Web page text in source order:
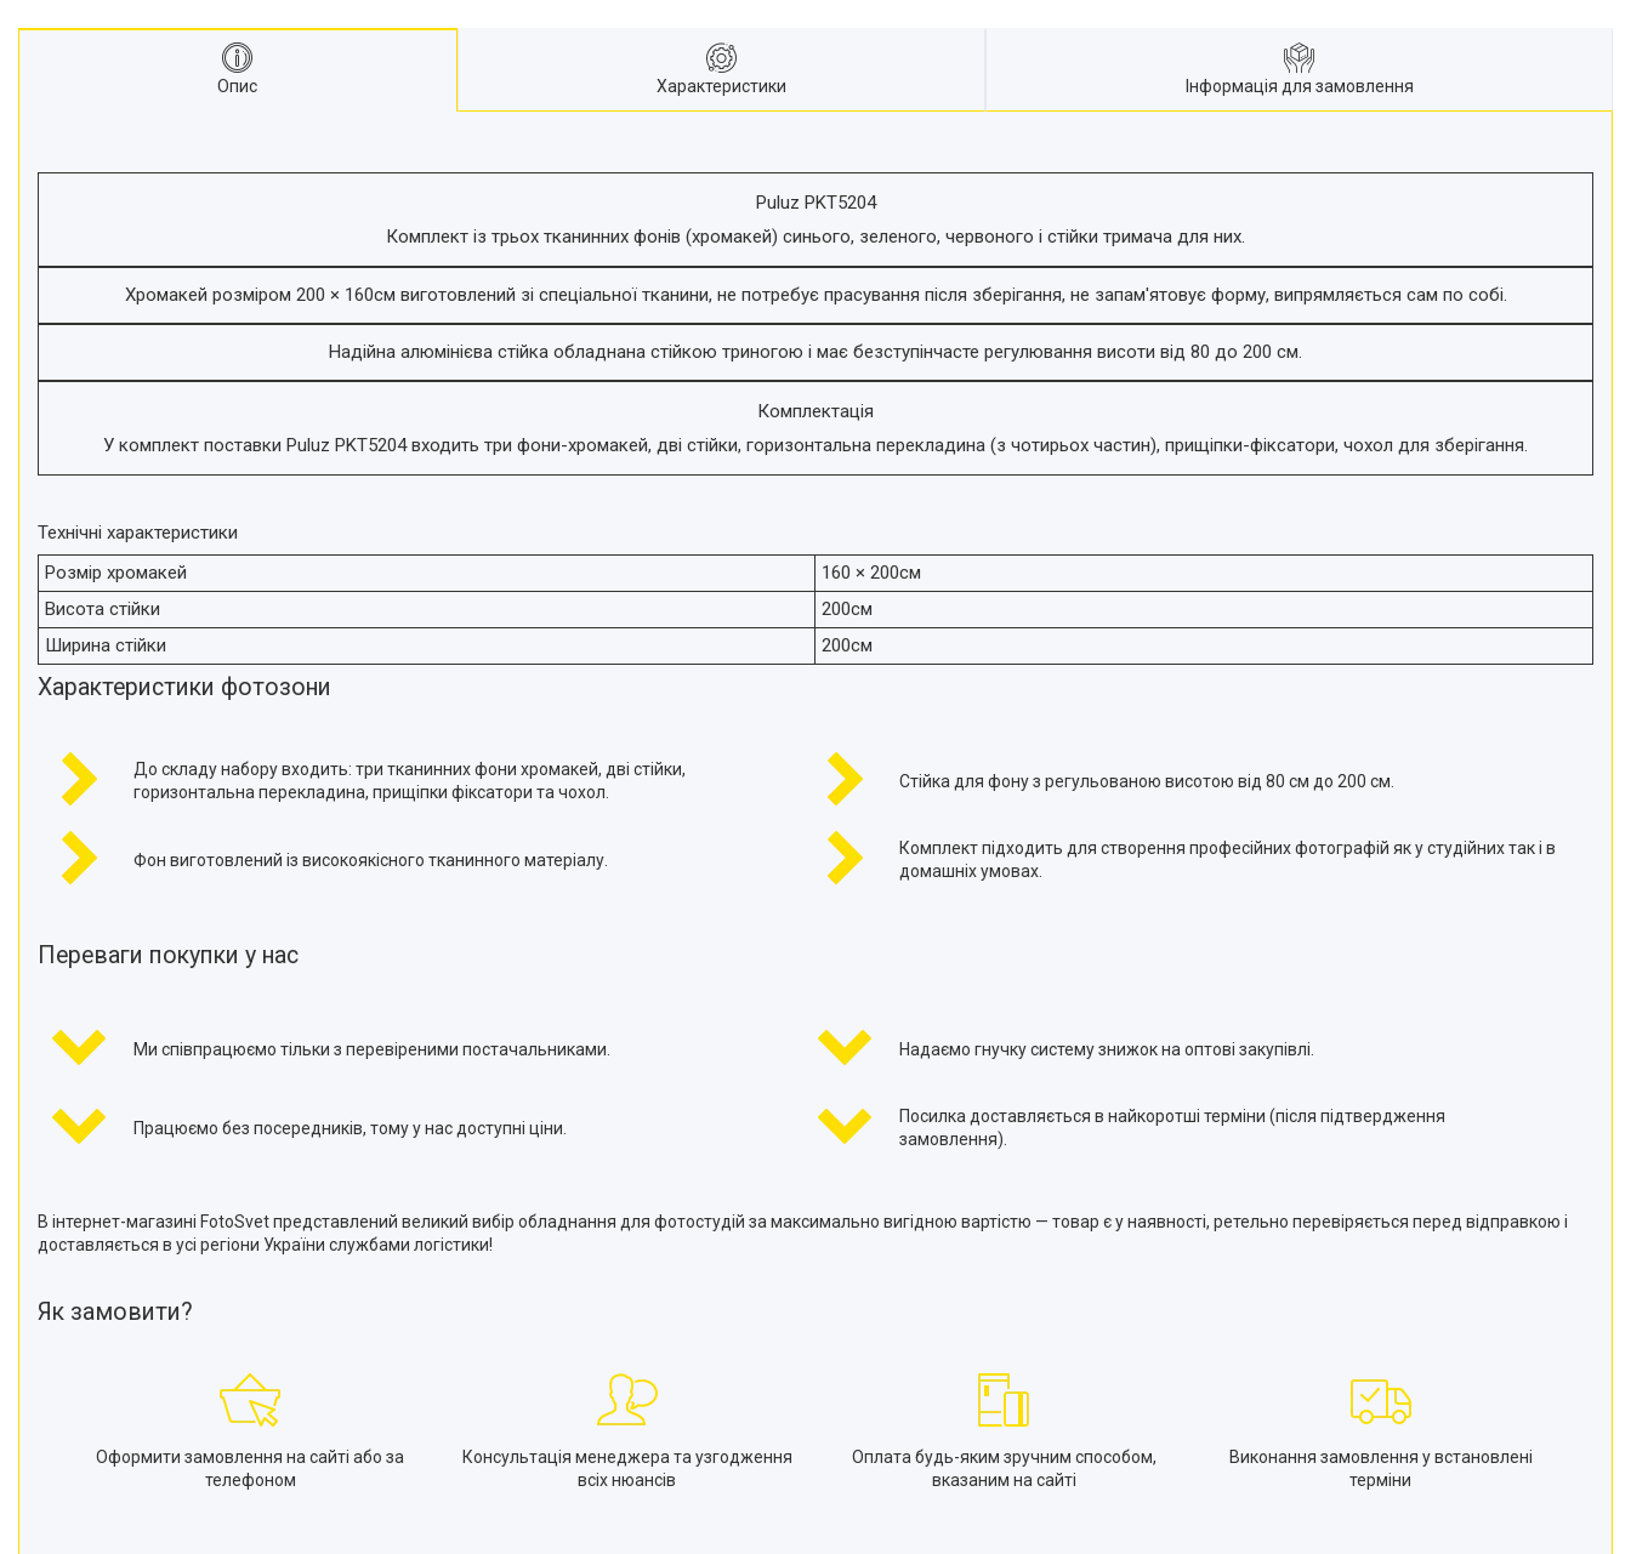
Набір для блогера
Лінзи-об'єктиви для
смартфонів, фільтри
обладнання
Мікрофони, стійки, пантографи
Міні вітрові машини
відеозйомки
Аксесуари для мобільних
телефонів і смартфонів
Відеоогляди наших клієнтів
Знижки
Сертифікати
Опис Характеристики Інформація для замовлення
Puluz PKT5204
Комплект із трьох тканинних фонів (хромакей) синього, зеленого, червоного і стійки тримача для них.
Хромакей розміром 200 × 160см виготовлений зі спеціальної тканини, не потребує прасування після зберігання, не запам'ятовує форму, випрямляється сам по собі.
Надійна алюмінієва стійка обладнана стійкою триногою і має безступінчасте регулювання висоти від 80 до 200 см.
Комплектація
У комплект поставки Puluz PKT5204 входить три фони-хромакей, дві стійки, горизонтальна перекладина (з чотирьох частин), прищіпки-фіксатори, чохол для зберігання.
Технічні характеристики
Розмір хромакей
160 × 200см
Висота стійки
200см
Ширина стійки
200см
Характеристики фотозони
До складу набору входить: три тканинних фони хромакей, дві стійки,
горизонтальна перекладина, прищіпки фіксатори та чохол.
Фон виготовлений із високоякісного тканинного матеріалу.
Стійка для фону з регульованою висотою від 80 см до 200 см.
Комплект підходить для створення професійних фотографій як у студійних так і в
домашніх умовах.
Переваги покупки у нас
Ми співпрацюємо тільки з перевіреними постачальниками.
Працюємо без посередників, тому у нас доступні ціни.
Надаємо гнучку систему знижок на оптові закупівлі.
Посилка доставляється в найкоротші терміни (після підтвердження
замовлення).
В інтернет-магазині FotoSvet представлений великий вибір обладнання для фотостудій за максимально вигідною вартістю — товар є у наявності, ретельно перевіряється перед відправкою і
доставляється в усі регіони України службами логістики!
Як замовити?
Оформити замовлення на сайті або за
телефоном
Консультація менеджера та узгодження
всіх нюансів
Оплата будь-яким зручним способом,
вказаним на сайті
Виконання замовлення у встановлені
терміни